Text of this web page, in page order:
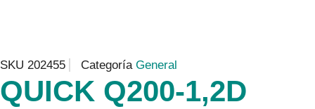
SKU 202455 Categoría General
QUICK Q200-1,2D